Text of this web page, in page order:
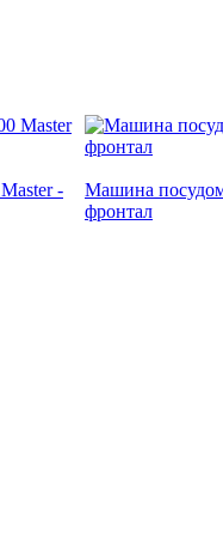
-
Машина
фронтал